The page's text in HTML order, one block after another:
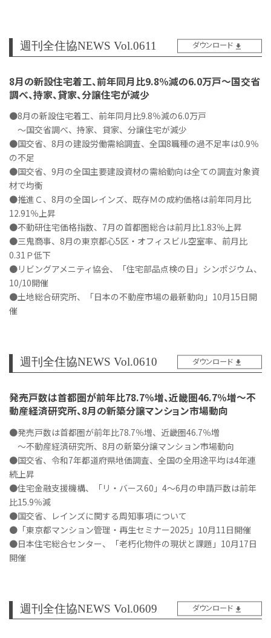
週刊全住協NEWS Vol.0611 ダウンロード
8月の新設住宅着工、前年同月比9.8％減の6.0万戸～国交省
調べ、持家、貸家、分譲住宅が減少
●8月の新設住宅着工、前年同月比9.8％減の6.0万戸
～国交省調べ、持家、貸家、分譲住宅が減少
●国交省、8月の建設労働需給調査、全国8職種の過不足率は0.9％
の不足
●国交省、9月の全国主要建設資材の需給動向は全ての調査対象資
材で均衡
●推進Ｃ、8月の全国レインズ、既存Ｍの成約価格は前年同月比
12.91％上昇
●不動研住宅価格指数、7月の首都圏総合は前月比1.83％上昇
●三鬼商事、8月の東京都心5区・オフィスビル空室率、前月比
0.31Ｐ低下
●リビングアメニティ協会、「住宅部品点検の日」シンポジウム、
10/10開催
●土地総合研究所、「日本の不動産市場の最新動向」10月15日開
催
週刊全住協NEWS Vol.0610 ダウンロード
発売戸数は首都圏が前年比78.7％増、近畿圏46.7％増～不
動産経済研究所、8月の新築分譲マンション市場動向
●発売戸数は首都圏が前年比78.7％増、近畿圏46.7％増
～不動産経済研究所、8月の新築分譲マンション市場動向
●国交省、令和7年都道府県地価調査、全国の全用途平均は4年連
続上昇
●住宅金融支援機構、「リ・バース60」4～6月の申請戸数は前年
比15.9％減
●国交省、レインズに関する周知事項について
●「東京都マンション管理・再生セミナー2025」10月11日開催
●日本住宅総合センター、「老朽化物件の現状と課題」10月17日
開催
週刊全住協NEWS Vol.0609 ダウンロード